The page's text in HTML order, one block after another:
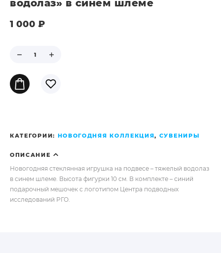
водолаз» в синем шлеме
1 000₽
КАТЕГОРИИ: НОВОГОДНЯЯ КОЛЛЕКЦИЯ, СУВЕНИРЫ
ОПИСАНИЕ
Новогодняя стеклянная игрушка на подвесе – тяжелый водолаз
в синем шлеме. Высота фигурки 10 см. В комплекте – синий
подарочный мешочек с логотипом Центра подводных
исследований РГО.